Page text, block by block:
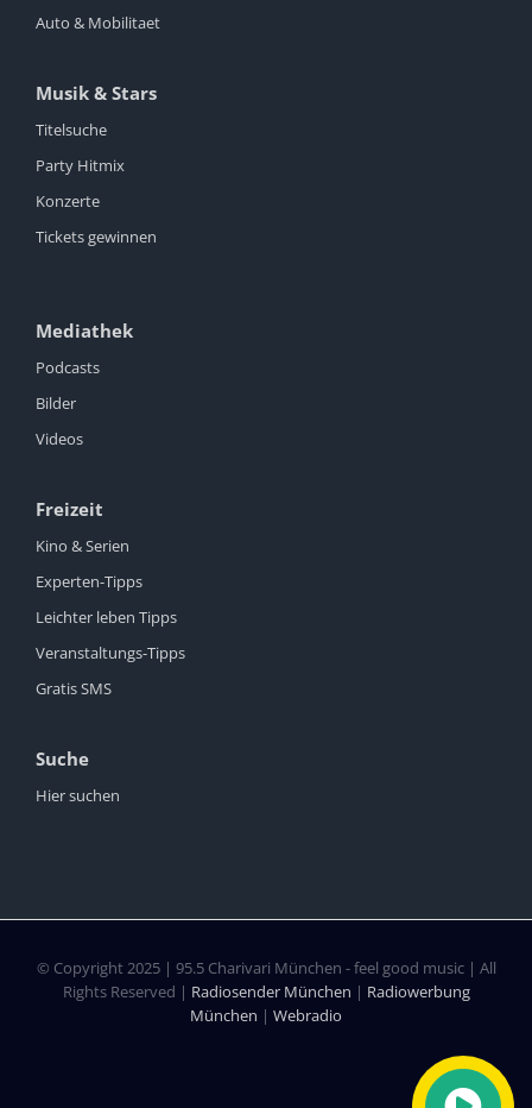
Auto & Mobilitaet
Musik & Stars
Titelsuche
Party Hitmix
Konzerte
Tickets gewinnen
Mediathek
Podcasts
Bilder
Videos
Freizeit
Kino & Serien
Experten-Tipps
Leichter leben Tipps
Veranstaltungs-Tipps
Gratis SMS
Suche
Hier suchen
© Copyright 2025 | 95.5 Charivari München - feel good music | All
Rights Reserved | Radiosender München | Radiowerbung
München | Webradio